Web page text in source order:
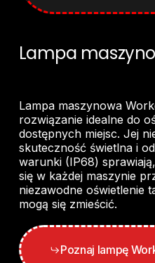
Lampa
Lampa maszynowa
rozwiązanie idealne do
dostępnych miejsc. Jej
skuteczność świetlna i
warunki (IP68)
się w każdej maszynie
niezawodne oświetlenie
mogą się zmieścić.
Poznaj lampę